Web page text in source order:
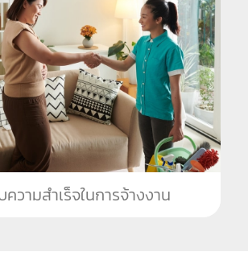
ความสำเร็จในการจ้างงาน